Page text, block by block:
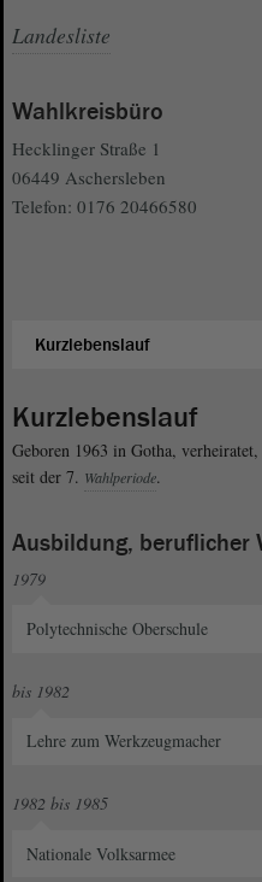
Landesliste
Wahlkreisbüro
Hecklinger Straße 1
06449 Aschersleben
Telefon: 0176 20466580
Kurzlebenslauf
Geboren 1963 in Gotha,
seit der 7. Wahlperiode.
Ausbildung, beruflicher
1979
Polytechnische Oberschule
bis 1982
Lehre zum Werkzeugmacher
1982 bis 1985
Nationale Volksarmee